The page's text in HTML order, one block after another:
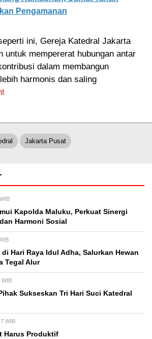
Pengamanan
ini, Gereja Katedral Jakarta
untuk mempererat hubungan antar
dalam membangun
harmonis dan saling
Jakarta Pusat
Kapolda Maluku, Perkuat Sinergi
Harmoni Sosial
Hari Raya Idul Adha, Salurkan Hewan
Tegal Alur
WIB
Sukseskan Tri Hari Suci Katedral
WIB
Harus Produktif